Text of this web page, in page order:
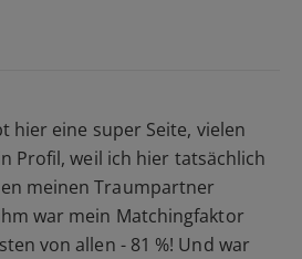
hier eine super Seite, vielen
Profil, weil ich hier tatsächlich
meinen Traumpartner
war mein Matchingfaktor
von allen - 81 %! Und war